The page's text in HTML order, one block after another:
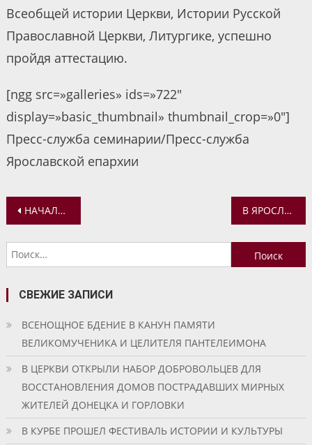
Всеобщей истории Церкви, Истории Русской
Православной Церкви, Литургике, успешно
пройдя аттестацию.
[ngg src=»galleries» ids=»722″
display=»basic_thumbnail» thumbnail_crop=»0″]
Пресс-служба семинарии/Пресс-служба
Ярославской епархии
Навигация
по
записям
НАЧАЛСЯ МНОГОДНЕВНЫЙ КРЕСТНЫЙ ХОД С КАЗАНСКОЙ ИКОНОЙ БОЖИЕЙ МАТЕРИ В ЯРОСЛАВЛЕ ЗАВЕРШИЛСЯ ПРОЕКТ «ДНИ СОЛОВКОВ»
Найти:
СВЕЖИЕ ЗАПИСИ
ВСЕНОЩНОЕ БДЕНИЕ В КАНУН ПАМЯТИ
ВЕЛИКОМУЧЕНИКА И ЦЕЛИТЕЛЯ ПАНТЕЛЕИМОНА
В ЦЕРКВИ ОТКРЫЛИ НАБОР ДОБРОВОЛЬЦЕВ ДЛЯ
ВОССТАНОВЛЕНИЯ ДОМОВ ПОСТРАДАВШИХ МИРНЫХ
ЖИТЕЛЕЙ ДОНЕЦКА И ГОРЛОВКИ
В КУРБЕ ПРОШЕЛ ФЕСТИВАЛЬ ИСТОРИИ И КУЛЬТУРЫ